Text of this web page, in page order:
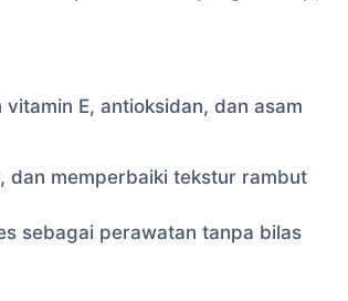
E, antioksidan, dan asam
dan memperbaiki tekstur rambut
sebagai perawatan tanpa bilas